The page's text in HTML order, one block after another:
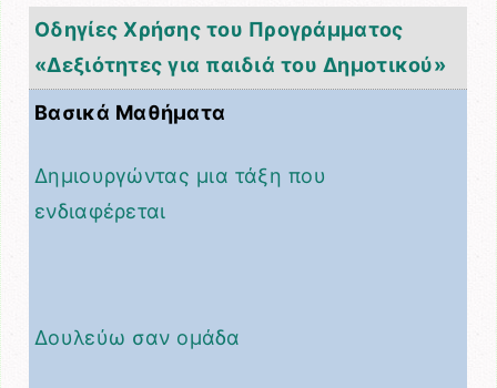
Οδηγίες Χρήσης του Προγράμματος
«Δεξιότητες για παιδιά του Δημοτικού»
Βασικά Μαθήματα
Δημιουργώντας μια τάξη που
ενδιαφέρεται
Δουλεύω σαν ομάδα